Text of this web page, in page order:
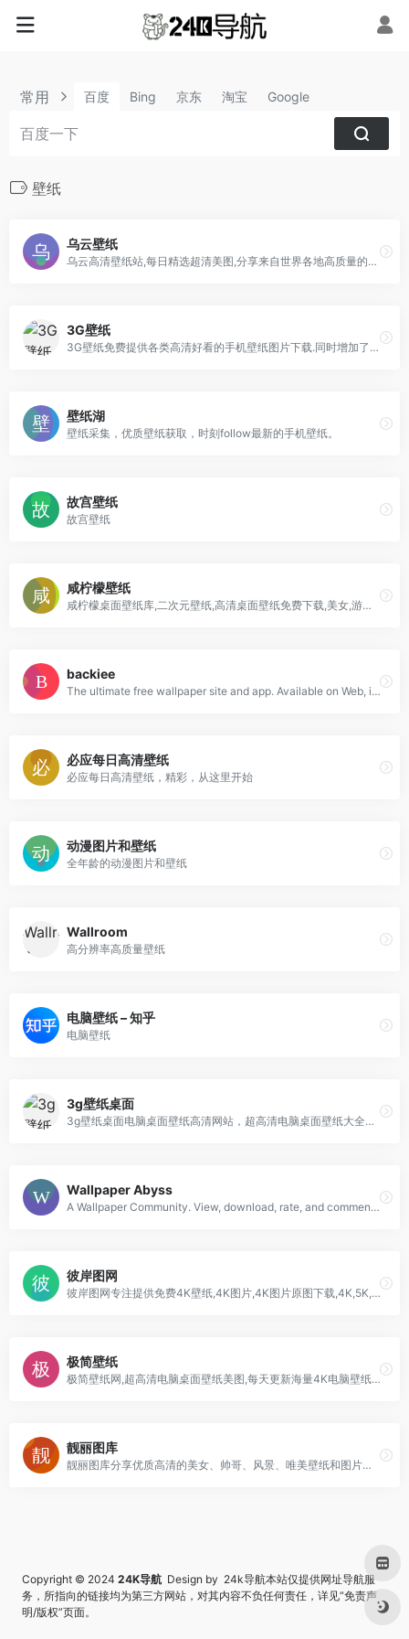
常用 百度 Bing 京东 淘宝 Google
壁纸
乌云壁纸
乌云高清壁纸站,每日精选超清美图,分享来自世界各地高质量的美丽另类简约桌面电脑壁纸。
3G壁纸
3G壁纸免费提供各类高清好看的手机壁纸图片下载.同时增加了桌面壁纸图片,图片大全，明星图片大全,性感美女图片大全等好看的图片栏目分享与下载。
壁纸湖
壁纸采集，优质壁纸获取，时刻follow最新的手机壁纸。
故宫壁纸
故宫壁纸
咸柠檬壁纸
咸柠檬桌面壁纸库,二次元壁纸,高清桌面壁纸免费下载,美女,游戏,动漫,动物,汽车,体育影视,明星等经典壁纸。
backiee
The ultimate free wallpaper site and app. Available on Web, iPhone, Android, Xbox, and Windows platform as well.
必应每日高清壁纸
必应每日高清壁纸，精彩，从这里开始
动漫图片和壁纸
全年龄的动漫图片和壁纸
Wallroom
高分辨率高质量壁纸
电脑壁纸 – 知乎
电脑壁纸
3g壁纸桌面
3g壁纸桌面电脑桌面壁纸高清网站，超高清电脑桌面壁纸大全分享，您身边的桌面壁纸专家。
Wallpaper Abyss
A Wallpaper Community. View, download, rate, and comment on HD Wallpapers, Desktop Background Images and Mobile wallpapers.
彼岸图网
彼岸图网专注提供免费4K壁纸,4K图片,4K图片原图下载,4K,5K,6K,7K,8K壁纸图片素材,包含4K风景壁纸、4K美女壁纸、4K游戏壁纸、4K明星壁纸、4K卡通动漫壁纸、4K动物壁纸、4K汽车壁纸等。把4K高清壁纸推荐给您,让您更快的找到您想要的4K壁纸
极简壁纸
极简壁纸网,超高清电脑桌面壁纸美图,每天更新海量4K电脑壁纸,9012年最潮的壁纸网站,壁纸包括美女、二次元、自然风景，收录自WallHaven
靓丽图库
靓丽图库分享优质高清的美女、帅哥、风景、唯美壁纸和图片，是拥有海量高清壁纸图片的专业网站
Copyright © 2024 24K导航 Design by 24k导航本站仅提供网址导航服
务，所指向的链接均为第三方网站，对其内容不负任何责任，详见“免责声
明/版权”页面。